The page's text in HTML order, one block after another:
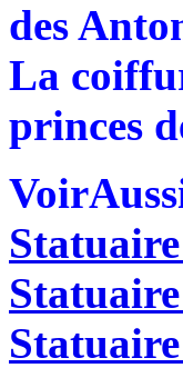
des
La
princes